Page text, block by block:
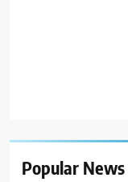
Popular News